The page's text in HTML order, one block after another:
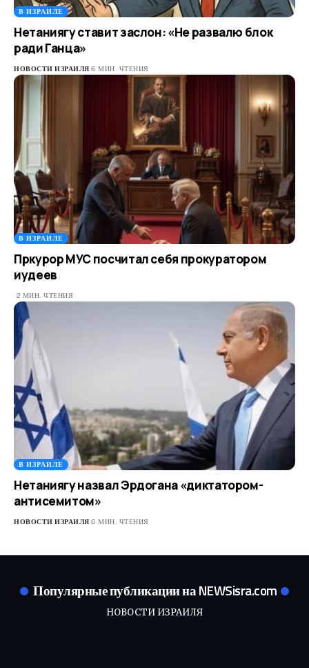
В ИЗРАИЛЕ
Нетаниягу ставит заслон: «Не развалю блок
ради Ганца»
НОВОСТИ ИЗРАИЛЯ 6 МИН. ЧТЕНИЯ
В ИЗРАИЛЕ
Пркурор МУС посчитал себя прокуратором
иудеев
2 МИН. ЧТЕНИЯ
В ИЗРАИЛЕ
Нетаниягу назвал Эрдогана «диктатором-
антисемитом»
НОВОСТИ ИЗРАИЛЯ 0 МИН. ЧТЕНИЯ
Популярные публикации на NEWSisra.com
НОВОСТИ ИЗРАИЛЯ